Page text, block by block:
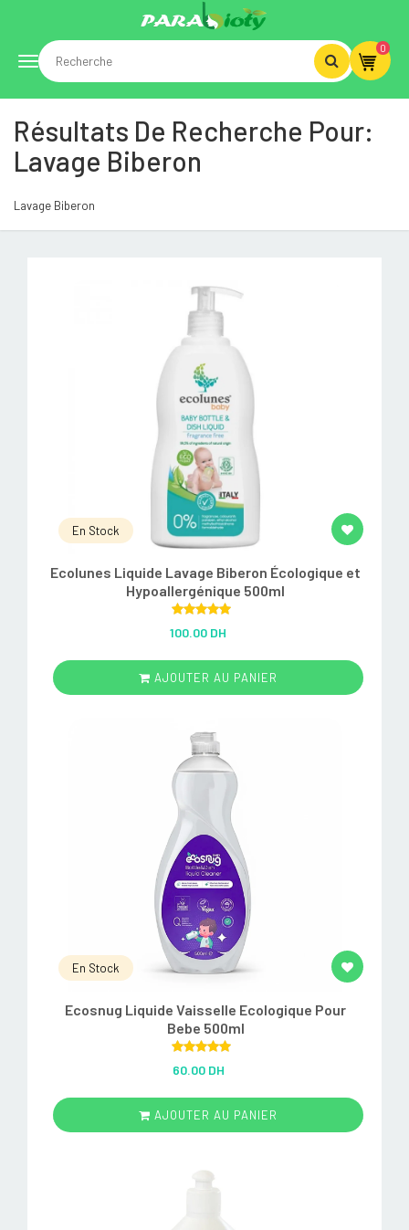
Toggle
navigation
0
Résultats De Recherche Pour:
Lavage Biberon
Lavage Biberon
En Stock
Ecolunes Liquide Lavage Biberon Écologique et
Hypoallergénique 500ml
out of 5
100.00 DH
AJOUTER AU PANIER
En Stock
Ecosnug Liquide Vaisselle Ecologique Pour
Bebe 500ml
out of 5
60.00 DH
AJOUTER AU PANIER